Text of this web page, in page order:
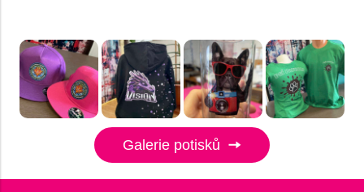
Galerie potisků